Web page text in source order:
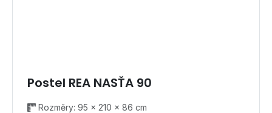
Postel REA NASŤA 90
Rozměry: 95 × 210 × 86 cm